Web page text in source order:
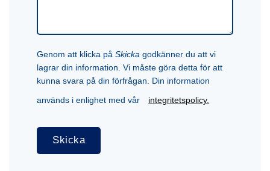
Genom att klicka påSkicka godkänner du att vi
lagrar din information. Vi måste göra detta för att
kunna svara på din förfrågan. Din information
används i enlighet med vår
integritetspolicy.